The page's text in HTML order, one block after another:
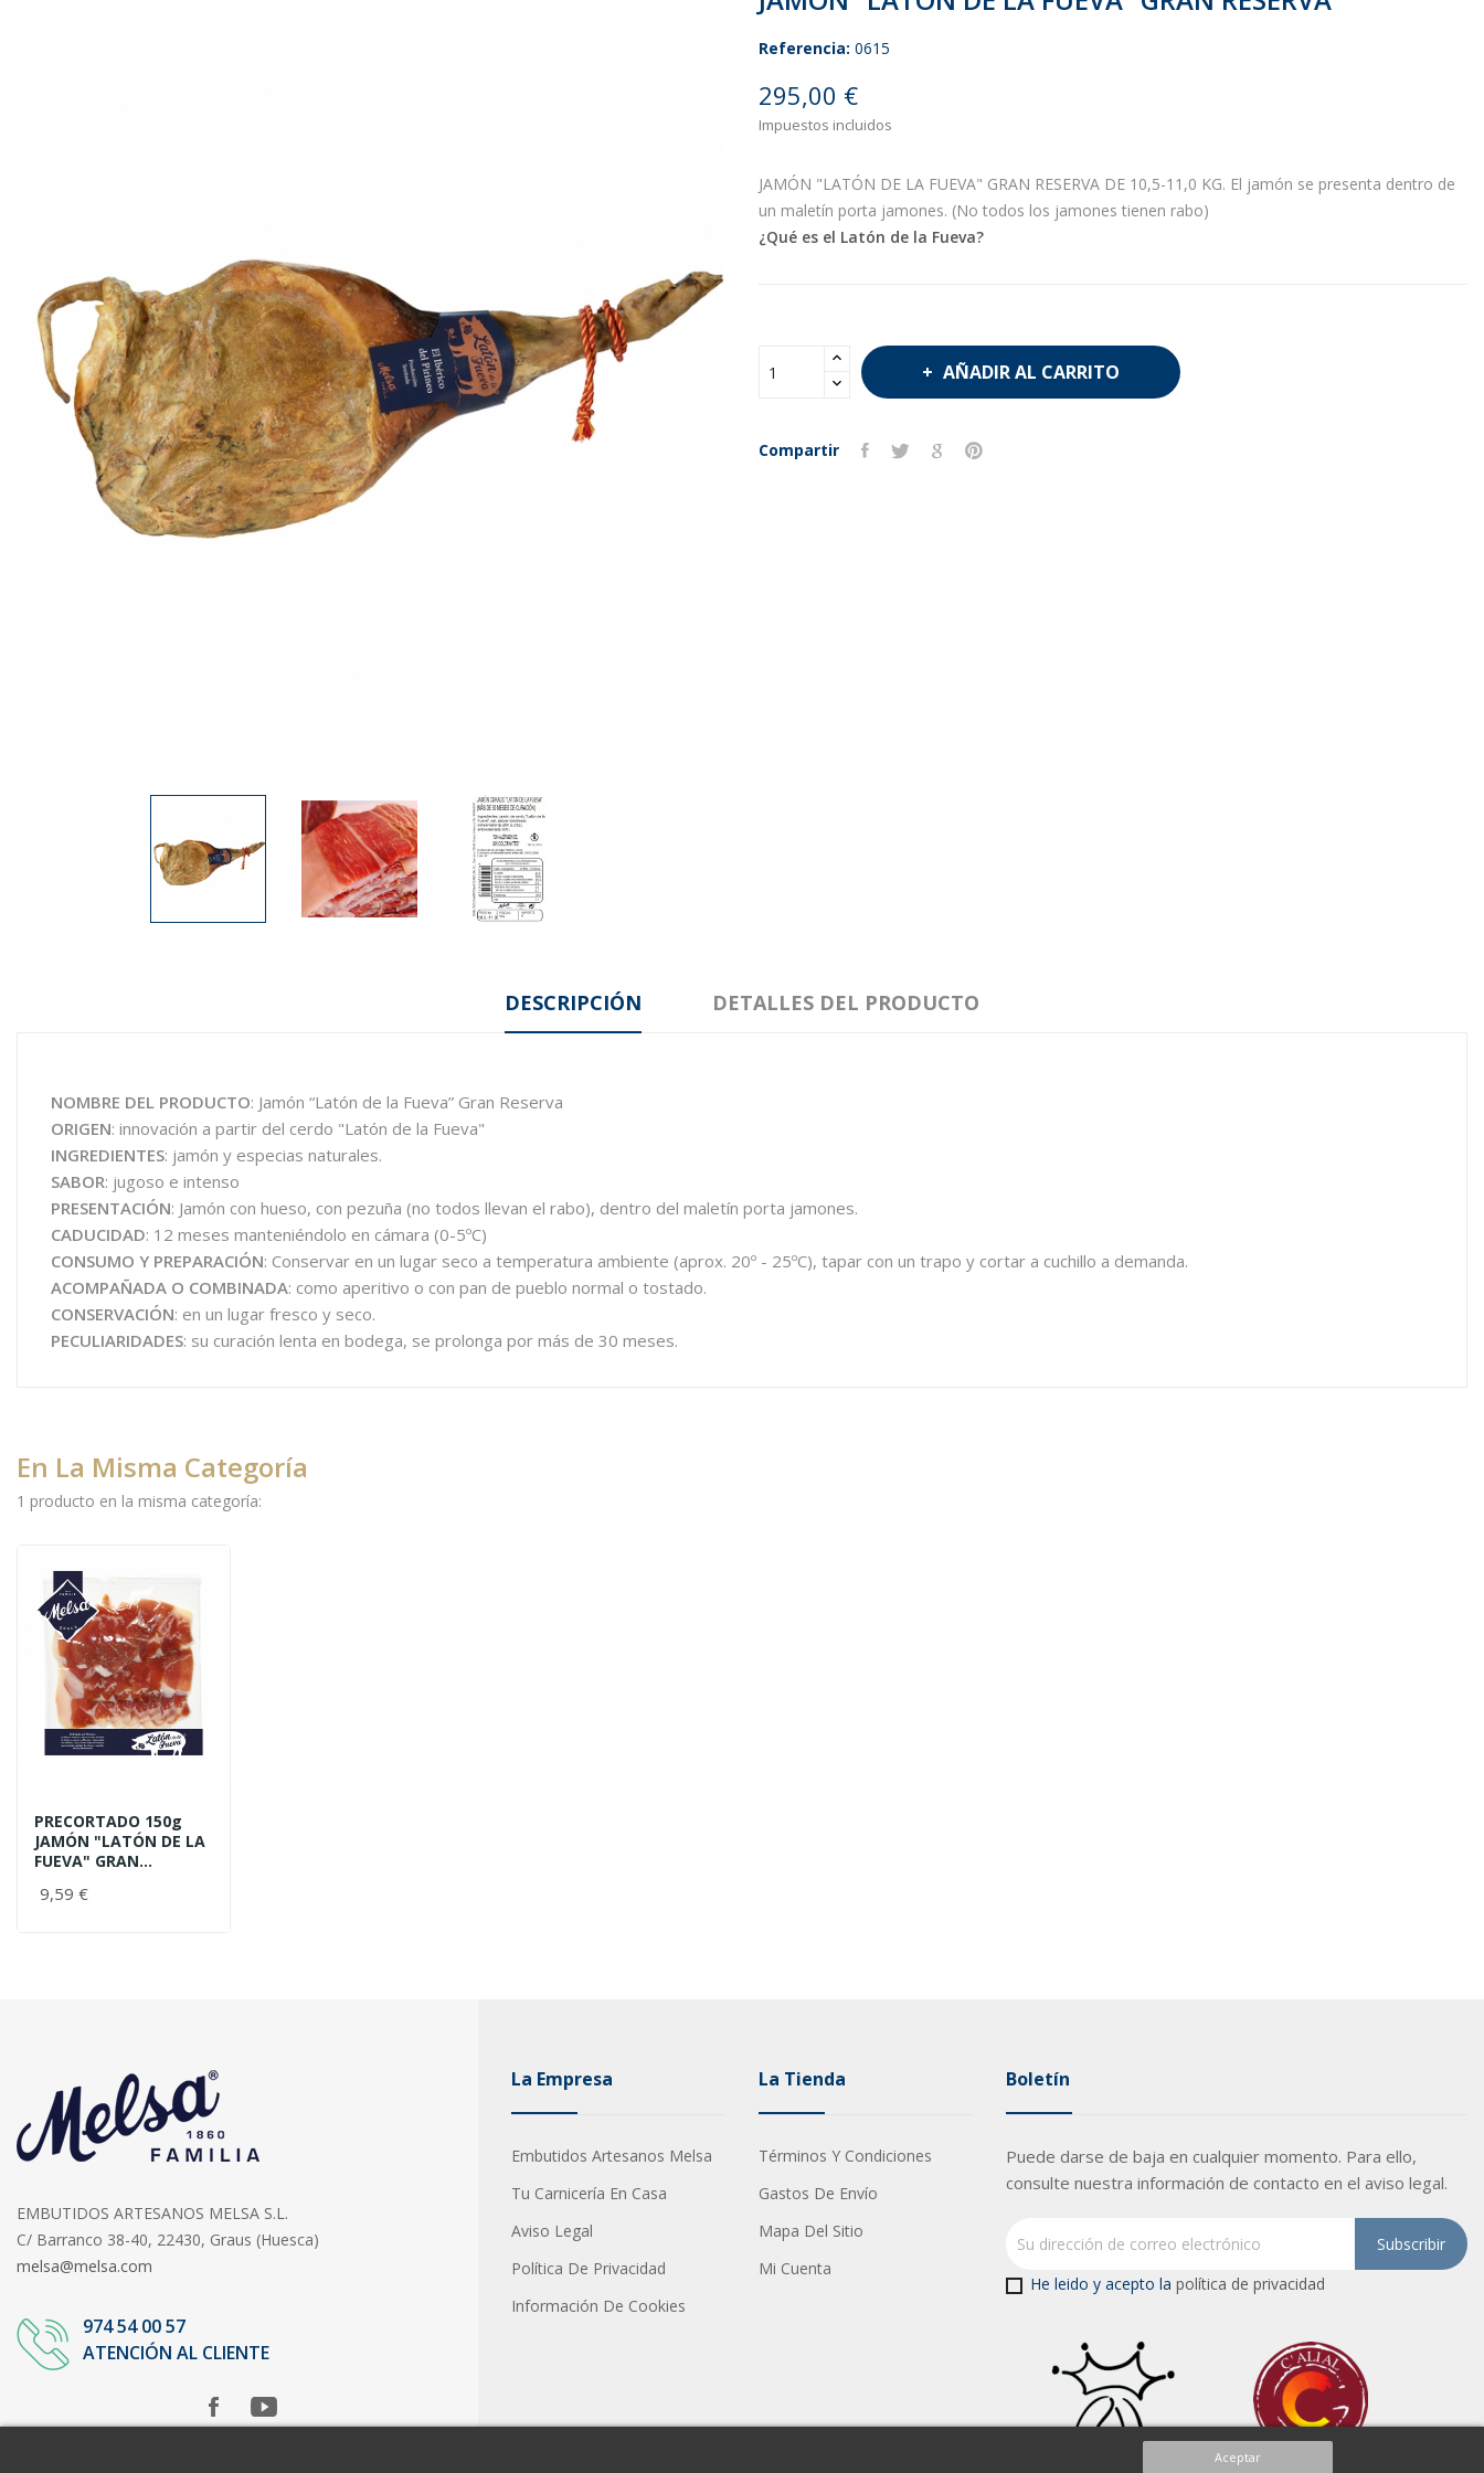
Aceptar
Referencia: 0615
295,00 €
Impuestos incluidos
JAMÓN "LATÓN DE LA FUEVA" GRAN RESERVA DE 10,5-11,0 KG. El jamón se presenta dentro de
un maletín porta jamones. (No todos los jamones tienen rabo)
¿Qué es el Latón de la Fueva?
AÑADIR AL CARRITO
Compartir
DESCRIPCIÓN DETALLES DEL PRODUCTO
NOMBRE DEL PRODUCTO: Jamón “Latón de la Fueva” Gran Reserva
ORIGEN: innovación a partir del cerdo "Latón de la Fueva"
INGREDIENTES: jamón y especias naturales.
SABOR: jugoso e intenso
PRESENTACIÓN: Jamón con hueso, con pezuña (no todos llevan el rabo), dentro del maletín porta jamones.
CADUCIDAD: 12 meses manteniéndolo en cámara (0-5ºC)
CONSUMO Y PREPARACIÓN: Conservar en un lugar seco a temperatura ambiente (aprox. 20º - 25ºC), tapar con un trapo y cortar a cuchillo a demanda.
ACOMPAÑADA O COMBINADA: como aperitivo o con pan de pueblo normal o tostado.
CONSERVACIÓN: en un lugar fresco y seco.
PECULIARIDADES: su curación lenta en bodega, se prolonga por más de 30 meses.
En La Misma Categoría
1 producto en la misma categoría:
PRECORTADO 150g
JAMÓN "LATÓN DE LA
FUEVA" GRAN...
9,59 €
EMBUTIDOS ARTESANOS MELSA S.L.
C/ Barranco 38-40, 22430, Graus (Huesca)
melsa@melsa.com
974 54 00 57
ATENCIÓN AL CLIENTE
La Empresa
Embutidos Artesanos Melsa
Tu Carnicería En Casa
Aviso Legal
Política De Privacidad
Información De Cookies
La Tienda
Términos Y Condiciones
Gastos De Envío
Mapa Del Sitio
Mi Cuenta
Boletín
Puede darse de baja en cualquier momento. Para ello,
consulte nuestra información de contacto en el aviso legal.
He leido y acepto la política de privacidad